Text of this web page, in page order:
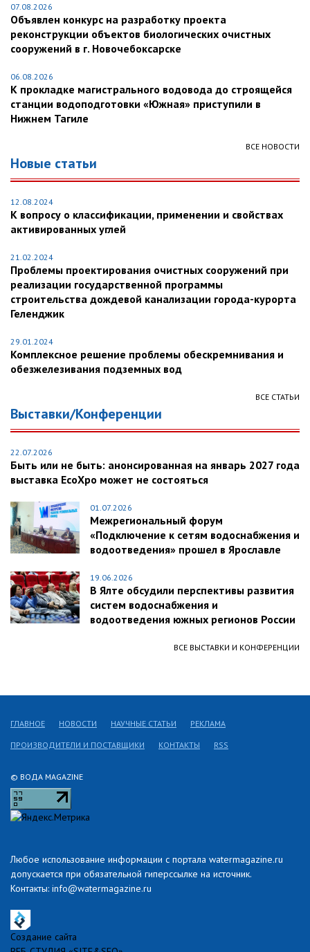
07.08.2026
Объявлен конкурс на разработку проекта
реконструкции объектов биологических очистных
сооружений в г. Новочебоксарске
06.08.2026
К прокладке магистрального водовода до строящейся
станции водоподготовки «Южная» приступили в
Нижнем Тагиле
ВСЕ НОВОСТИ
Новые статьи
12.08.2024
К вопросу о классификации, применении и свойствах
активированных углей
21.02.2024
Проблемы проектирования очистных сооружений при
реализации государственной программы
строительства дождевой канализации города-курорта
Геленджик
29.01.2024
Комплексное решение проблемы обескремнивания и
обезжелезивания подземных вод
ВСЕ СТАТЬИ
Выставки/Конференции
22.07.2026
Быть или не быть: анонсированная на январь 2027 года
выставка EcoXpo может не состояться
01.07.2026
Межрегиональный форум
«Подключение к сетям водоснабжения и
водоотведения» прошел в Ярославле
19.06.2026
В Ялте обсудили перспективы развития
систем водоснабжения и
водоотведения южных регионов России
ВСЕ ВЫСТАВКИ И КОНФЕРЕНЦИИ
© ВОДА MAGAZINE
Любое использование информации с портала watermagazine.ru
допускается при обязательной гиперссылке на источник.
Контакты: info@watermagazine.ru
ГЛАВНОЕ НОВОСТИ НАУЧНЫЕ СТАТЬИ РЕКЛАМА
ПРОИЗВОДИТЕЛИ И ПОСТАВЩИКИ КОНТАКТЫ RSS
Создание сайта